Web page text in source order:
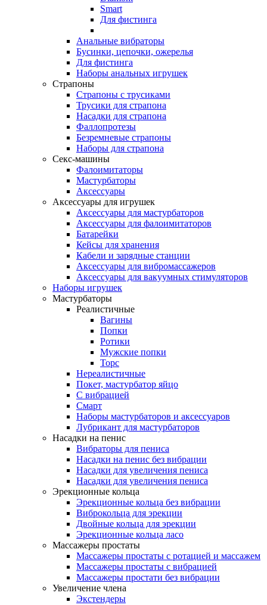
Smart
Для фистинга
Анальные вибраторы
Бусинки, цепочки, ожерелья
Для фистинга
Наборы анальных игрушек
Страпоны
Страпоны с трусиками
Трусики для страпона
Насадки для страпона
Фаллопротезы
Безремневые страпоны
Наборы для страпона
Секс-машины
Фалоимитаторы
Мастурбаторы
Аксессуары
Аксессуары для игрушек
Аксессуары для мастурбаторов
Аксессуары для фалоимитаторов
Батарейки
Кейсы для хранения
Кабели и зарядные станции
Аксессуары для вибромассажеров
Аксессуары для вакуумных стимуляторов
Наборы игрушек
Мастурбаторы
Реалистичные
Вагины
Попки
Ротики
Мужские попки
Торс
Нереалистичные
Покет, мастурбатор яйцо
С вибрацией
Смарт
Наборы мастурбаторов и аксессуаров
Лубрикант для мастурбаторов
Насадки на пенис
Вибраторы для пениса
Насадки на пенис без вибрации
Насадки для увеличения пениса
Насадки для увеличения пениса
Эрекционные кольца
Эрекционные кольца без вибрации
Виброкольца для эрекции
Двойные кольца для эрекции
Эрекционные кольца ласо
Массажеры простаты
Массажеры простаты с ротацией и массажем
Массажеры простаты с вибрацией
Массажеры простати без вибрации
Увеличение члена
Экстендеры